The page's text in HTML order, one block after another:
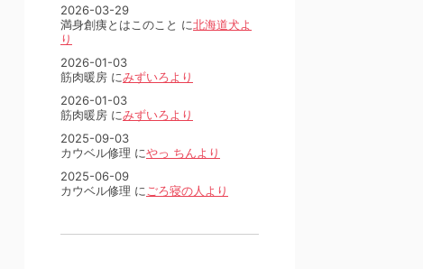
2026-03-29
満身創痍とはこのこと に北海道犬よ
り
2026-01-03
筋肉暖房 にみずいろより
2026-01-03
筋肉暖房 にみずいろより
2025-09-03
カウベル修理 にやっ ちんより
2025-06-09
カウベル修理 に ごろ寝の人より